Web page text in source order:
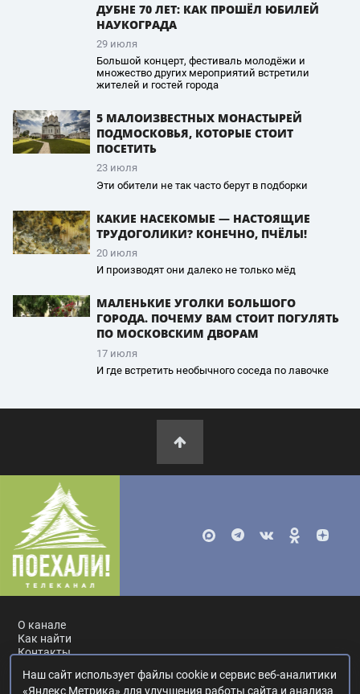
ДУБНЕ 70 ЛЕТ: КАК ПРОШЁЛ ЮБИЛЕЙ
НАУКОГРАДА
29 июля
Большой концерт, фестиваль молодёжи и
множество других мероприятий встретили
жителей и гостей города
5 МАЛОИЗВЕСТНЫХ МОНАСТЫРЕЙ
ПОДМОСКОВЬЯ, КОТОРЫЕ СТОИТ
ПОСЕТИТЬ
23 июля
Эти обители не так часто берут в подборки
КАКИЕ НАСЕКОМЫЕ — НАСТОЯЩИЕ
ТРУДОГОЛИКИ? КОНЕЧНО, ПЧЁЛЫ!
20 июля
И производят они далеко не только мёд
МАЛЕНЬКИЕ УГОЛКИ БОЛЬШОГО
ГОРОДА. ПОЧЕМУ ВАМ СТОИТ ПОГУЛЯТЬ
ПО МОСКОВСКИМ ДВОРАМ
17 июля
И где встретить необычного соседа по лавочке
О канале
Как найти
Контакты
Россия, Москва, ул. Ак. Королёва, 19.+7 495 617-55-80
Наш сайт использует файлы cookie и сервис веб-аналитики
«Яндекс Метрика» для улучшения работы сайта и анализа